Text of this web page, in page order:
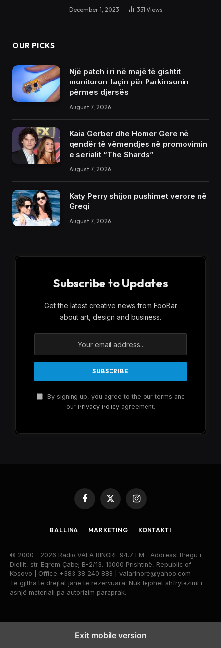
December 1, 2023 351 Views
OUR PICKS
Një patch i ri në majë të gishtit
monitoron ilaçin për Parkinsonin
përmes djersës
August 7, 2026
Kaia Gerber dhe Homer Gere në
qendër të vëmendjes në promovimin
e serialit “The Shards”
August 7, 2026
Katy Perry shijon pushimet verore në
Greqi
August 7, 2026
Subscribe to Updates
Get the latest creative news from FooBar
about art, design and business.
By signing up, you agree to the our terms and
our Privacy Policyagreement.
Facebook
X
Instagram
BALLINA MARKETING KONTAKTI
© 2000 - 2026 Radio VALA RINORE 94.7 FM | Address: Bregu i
Diellit, str. Eqrem Çabej B-2/13, 10000 Prishtinë, Republic of
Kosovo | Office +383 38 240 888 | valarinore@yahoo.com
Të gjitha të drejtat janë të rezervuara. Nuk lejohet shfrytëzimi i
asnjë materiali pa autorizim paraprak.
Exit mobile version